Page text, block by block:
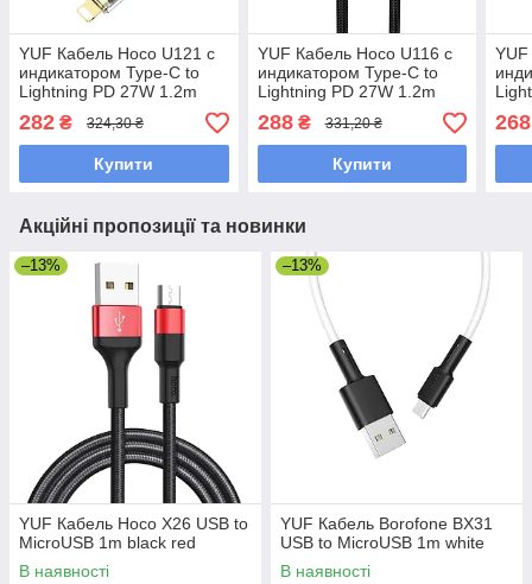
YUF Кабель Hoco U121 с
индикатором Type-C to
Lightning PD 27W 1.2m
black
282 ₴ 324,30 ₴
Купити
YUF Кабель Hoco U116 с
индикатором Type-C to
Lightning PD 27W 1.2m
black
288₴ 331,20 ₴
Купити
grey
268
Акційні пропозиції та новинки
–13%
YUF Кабель Hoco X26 USB to
MicroUSB 1m black red
В наявності
–13%
YUF Кабель Borofone BX31
USB to MicroUSB 1m white
В наявності